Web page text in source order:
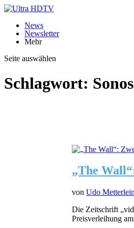
News
Newsletter
Mehr
Seite auswählen
Schlagwort: Sonos
„The
von Udo Metterlein
Die Zeitschrift
Preisverleihung